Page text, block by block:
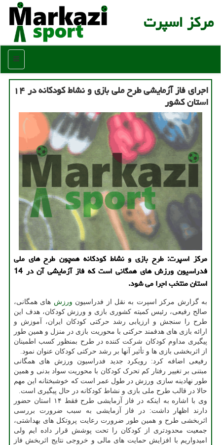
مركز اسپرت
منو
اجرای فاز آزمایشی طرح ملی بازی و نشاط كودكانه در ۱۴
استان كشور
مرکز اسپرت: طرح بازی و نشاط کودکانه همچون طرح های ملی
فدراسیون ورزش های همگانی است که فاز آزمایشی آن در 14
استان منتخب اجرا می شود.
به گزارش مرکز اسپرت به نقل از فدراسیون ورزش های همگانی،
صالح رفیعی، رئیس کمیته کشوری بازی و ورزش کودکان، هدف این
طرح را سنجش و ارزیابی رشد حرکتی کودکان ایران، آموزش و
ارائه بازی های هدفمند حرکتی با محوریت بازی در منزل و همین طور
پیگیری مداوم کودکان شرکت کننده در طرح بمنظور کسب اطمینان
از اثربخشی بازی ها و تأثیر آنها بر رشد حرکتی کودکان عنوان نمود.
رفیعی اضافه کرد: رویکرد جدید فدراسیون ورزش های همگانی
مبتنی بر تغییر رفتار کم تحرک کودکان با محوریت سواد بدنی و همین
طور نهادینه سازی ورزش در طول عمر است که خوشبختانه این مهم
حالا در قالب طرح ملی بازی و نشاط کودکانه در حال پیگیری است.
وی با اشاره به اینکه در فاز آزمایشی طرح فقط ۱۴ استان حضور
دارند اظهار داشت: در فاز آزمایشی به سبب ضرورت بررسی
اثربخشی طرح و همین طور ضرورت رعایت پروتکل های بهداشتی،
جمعیت محدودتری از کودکان را تحت پوشش قرار داده ایم ولی
امیدواریم با افزایش حمایت های مالی و خروجی نتایج اثربخش فاز